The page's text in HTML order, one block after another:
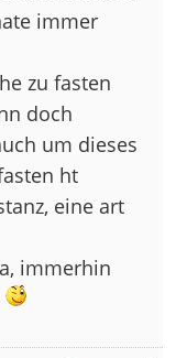
immer
zu fasten
doch
um dieses
ht
eine art
immerhin